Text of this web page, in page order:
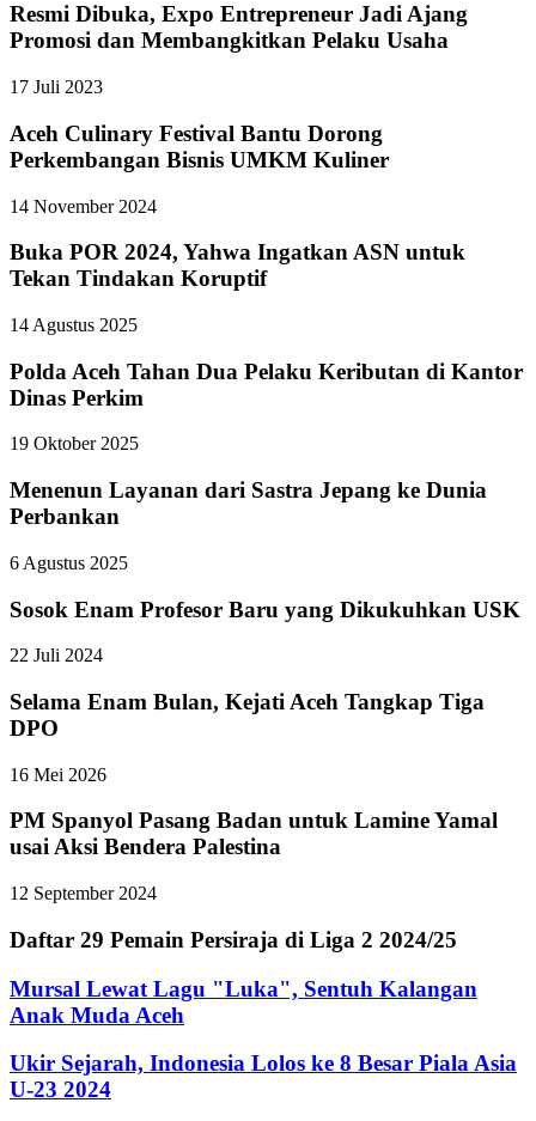
Resmi Dibuka, Expo Entrepreneur Jadi Ajang
Promosi dan Membangkitkan Pelaku Usaha
17 Juli 2023
Aceh Culinary Festival Bantu Dorong
Perkembangan Bisnis UMKM Kuliner
14 November 2024
Buka POR 2024, Yahwa Ingatkan ASN untuk
Tekan Tindakan Koruptif
14 Agustus 2025
Polda Aceh Tahan Dua Pelaku Keributan di Kantor
Dinas Perkim
19 Oktober 2025
Menenun Layanan dari Sastra Jepang ke Dunia
Perbankan
6 Agustus 2025
Sosok Enam Profesor Baru yang Dikukuhkan USK
22 Juli 2024
Selama Enam Bulan, Kejati Aceh Tangkap Tiga
DPO
16 Mei 2026
PM Spanyol Pasang Badan untuk Lamine Yamal
usai Aksi Bendera Palestina
12 September 2024
Daftar 29 Pemain Persiraja di Liga 2 2024/25
Mursal Lewat Lagu "Luka", Sentuh Kalangan
Anak Muda Aceh
Ukir Sejarah, Indonesia Lolos ke 8 Besar Piala Asia
U-23 2024